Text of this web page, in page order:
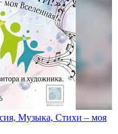
Музыка, Стихи – моя